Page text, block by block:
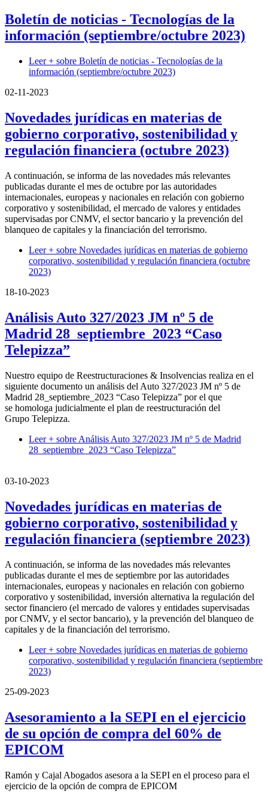
Boletín de noticias - Tecnologías de la
información (septiembre/octubre 2023)
Leer + sobre Boletín de noticias - Tecnologías de la
información (septiembre/octubre 2023)
02-11-2023
Novedades jurídicas en materias de
gobierno corporativo, sostenibilidad y
regulación financiera (octubre 2023)
A continuación, se informa de las novedades más relevantes
publicadas durante el mes de octubre por las autoridades
internacionales, europeas y nacionales en relación con gobierno
corporativo y sostenibilidad, el mercado de valores y entidades
supervisadas por CNMV, el sector bancario y la prevención del
blanqueo de capitales y la financiación del terrorismo.
Leer + sobre Novedades jurídicas en materias de gobierno
corporativo, sostenibilidad y regulación financiera (octubre
2023)
18-10-2023
Análisis Auto 327/2023 JM nº 5 de
Madrid 28_septiembre_2023 “Caso
Telepizza”
Nuestro equipo de Reestructuraciones & Insolvencias realiza en el
siguiente documento un análisis del Auto 327/2023 JM nº 5 de
Madrid 28_septiembre_2023 “Caso Telepizza” por el que
se homologa judicialmente el plan de reestructuración del
Grupo Telepizza.
Leer + sobre Análisis Auto 327/2023 JM nº 5 de Madrid
28_septiembre_2023 “Caso Telepizza”
03-10-2023
Novedades jurídicas en materias de
gobierno corporativo, sostenibilidad y
regulación financiera (septiembre 2023)
A continuación, se informa de las novedades más relevantes
publicadas durante el mes de septiembre por las autoridades
internacionales, europeas y nacionales en relación con gobierno
corporativo y sostenibilidad, inversión alternativa la regulación del
sector financiero (el mercado de valores y entidades supervisadas
por CNMV, y el sector bancario), y la prevención del blanqueo de
capitales y de la financiación del terrorismo.
Leer + sobre Novedades jurídicas en materias de gobierno
corporativo, sostenibilidad y regulación financiera (septiembre
2023)
25-09-2023
Asesoramiento a la SEPI en el ejercicio
de su opción de compra del 60% de
EPICOM
Ramón y Cajal Abogados asesora a la SEPI en el proceso para el
ejercicio de la opción de compra de EPICOM